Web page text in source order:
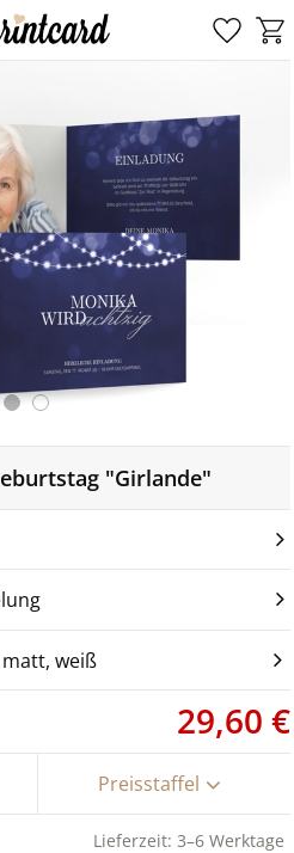
"Girlande"
weiß
29,60 €
Preisstaffel
Lieferzeit: 3–6 Werktage